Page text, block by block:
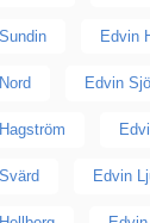
Edvin
Edvin
Edvin